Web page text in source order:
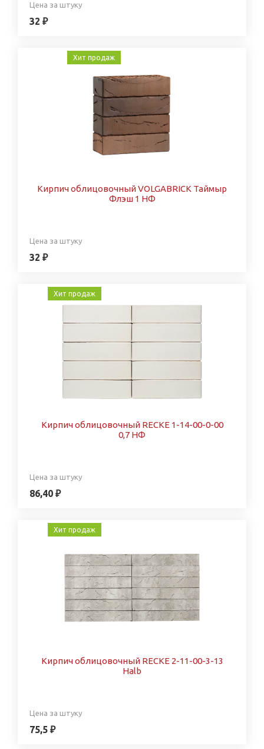
Цена за штуку
32 ₽
Хит продаж
Кирпич облицовочный VOLGABRICK Таймыр
Флэш 1 НФ
Цена за штуку
32 ₽
Хит продаж
Кирпич облицовочный RECKE 1-14-00-0-00
0,7 НФ
Цена за штуку
86,40 ₽
Хит продаж
Кирпич облицовочный RECKE 2-11-00-3-13
Halb
Цена за штуку
75,5 ₽